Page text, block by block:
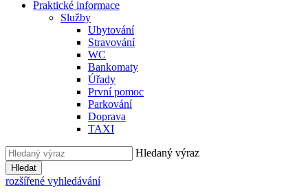
Praktické informace
Služby
Ubytování
Stravování
WC
Bankomaty
Úřady
První pomoc
Parkování
Doprava
TAXI
Hledaný výraz
Hledat
rozšířené vyhledávání